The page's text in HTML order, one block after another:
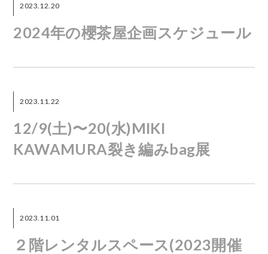
2023.12.20
2024年の櫻茶屋企画スケジュール
2023.11.22
12/9(土)〜20(水)MIKI
KAWAMURA裂き編みbag展
2023.11.01
２階レンタルスペース(2023開催